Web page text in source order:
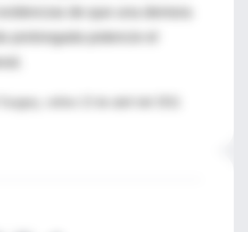
de que una demora
prolongada potencie el